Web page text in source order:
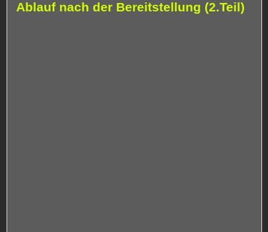
Ablauf nach der Bereitstellung (2.Teil)